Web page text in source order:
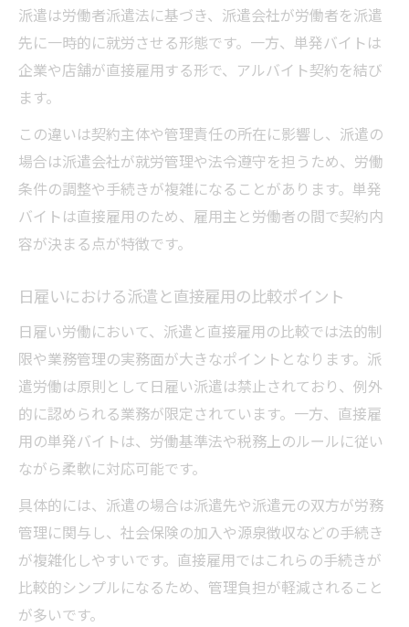
日雇い派遣の条件や例外業務の確認ポイン
ト
日雇い派遣の業務管理で押さえるべき注意
日雇い労働における派遣と単発の管理ルー
ル
日雇い派遣の条件が変わる具体例と運用の
実態
バレやすい日雇いバイトの管理注意点
法
日雇い労働がバレやすいケースの管理ポイ
ント
日雇いバイトの管理記録で気をつける点を
解説
日雇い派遣と単発のバレやすさの違いを比
較
日雇い派遣 バレるリスクと実際の事例紹介
例外業務と日雇い派遣の境界を解説
日雇い派遣の例外業務とはどのような業務
か
派遣は労働者派遣法に基づき、派遣会社が労働者を派遣
先に一時的に就労させる形態です。一方、単発バイトは
企業や店舗が直接雇用する形で、アルバイト契約を結び
ます。
この違いは契約主体や管理責任の所在に影響し、派遣の
場合は派遣会社が就労管理や法令遵守を担うため、労働
条件の調整や手続きが複雑になることがあります。単発
バイトは直接雇用のため、雇用主と労働者の間で契約内
容が決まる点が特徴です。
日雇いにおける派遣と直接雇用の比較ポイント
日雇い労働において、派遣と直接雇用の比較では法的制
限や業務管理の実務面が大きなポイントとなります。派
遣労働は原則として日雇い派遣は禁止されており、例外
的に認められる業務が限定されています。一方、直接雇
用の単発バイトは、労働基準法や税務上のルールに従い
ながら柔軟に対応可能です。
具体的には、派遣の場合は派遣先や派遣元の双方が労務
管理に関与し、社会保険の加入や源泉徴収などの手続き
が複雑化しやすいです。直接雇用ではこれらの手続きが
比較的シンプルになるため、管理負担が軽減されること
が多いです。